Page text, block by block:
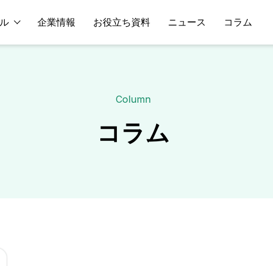
企業情報 お役立ち資料 ニュース コラム
Column
コラム